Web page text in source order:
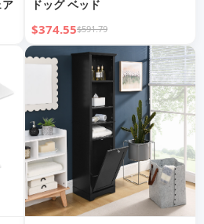
ドッグ ベッド
$374.55$591.79